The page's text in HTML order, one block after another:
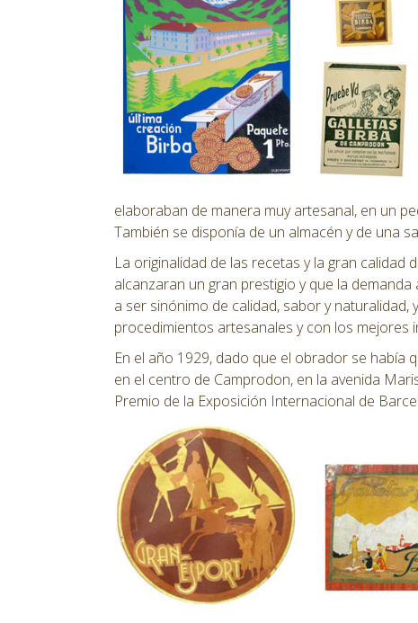
elaboraban de manera muy artesanal, en un
También se disponía de un almacén y de una
La originalidad de las recetas y la gran calidad
alcanzaran un gran prestigio y que la
a ser sinónimo de calidad, sabor y
procedimientos artesanales y con los mejores
En el año 1929, dado que el obrador se había
en el centro de Camprodon, en la avenida
Premio de la Exposición Internacional de